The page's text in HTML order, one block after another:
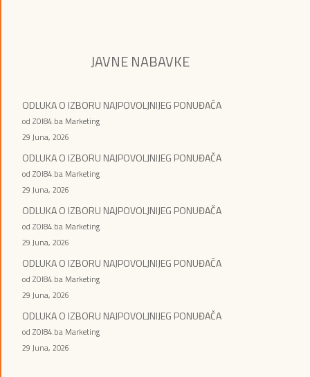
JAVNE NABAVKE
ODLUKA O IZBORU NAJPOVOLJNIJEG PONUĐAČA
od ZOI84.ba Marketing
29 Juna, 2026
ODLUKA O IZBORU NAJPOVOLJNIJEG PONUĐAČA
od ZOI84.ba Marketing
29 Juna, 2026
ODLUKA O IZBORU NAJPOVOLJNIJEG PONUĐAČA
od ZOI84.ba Marketing
29 Juna, 2026
ODLUKA O IZBORU NAJPOVOLJNIJEG PONUĐAČA
od ZOI84.ba Marketing
29 Juna, 2026
ODLUKA O IZBORU NAJPOVOLJNIJEG PONUĐAČA
od ZOI84.ba Marketing
29 Juna, 2026